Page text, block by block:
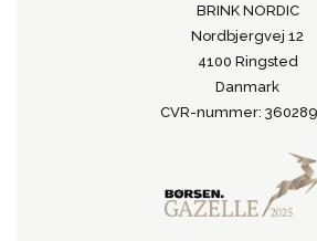
BRINK NORDIC
Nordbjergvej 12
4100 Ringsted
Danmark
CVR-nummer: